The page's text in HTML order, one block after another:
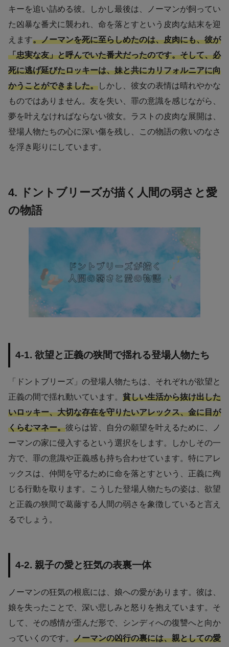
キーを追い詰める彼。しかし最後は、ノーマンが飼ってい
た凶暴な番犬に襲われ、命を落とすという皮肉な結末を迎
えます。ノーマンを死に至らしめたのは、皮肉にも、彼が
「忠実な友」と呼んでいた番犬だったのです。そして、必
死に逃げ延びたロッキーは、妹と共にカリフォルニアに向
かうことができました。しかし、彼女の表情は晴れやかな
ものではありません。友を失い、罪の意識を感じながら、
夢を叶えなければならない彼女。ラストの皮肉な展開は、
登場人物たちの心に深い傷を残し、この物語の救いのなさ
を浮き彫りにしています。
4. ドントブリーズが描く人間の弱さと愛
の物語
4-1. 欲望と正義の狭間で揺れる登場人物たち
「ドントブリーズ」の登場人物たちは、それぞれが欲望と
正義の間で揺れ動いています。 貧しい生活から抜け出した
いロッキー、大切な存在を守りたいアレックス、金に目が
くらむマネー。彼らは皆、自分の願望を叶えるために、ノ
ーマンの家に侵入するという選択をします。しかしその一
方で、罪の意識や正義感も持ち合わせています。特にアレ
ックスは、仲間を守るために命を落とすという、正義に殉
じる行動を取ります。こうした登場人物たちの姿は、欲望
と正義の狭間で葛藤する人間の弱さを象徴していると言え
るでしょう。
4-2. 親子の愛と狂気の表裏一体
ノーマンの狂気の根底には、娘への愛があります。彼は、
娘を失ったことで、深い悲しみと怒りを抱えています。そ
して、その感情が歪んだ形で、シンディへの復讐へと向か
っていくのです。 ノーマンの凶行の裏には、親としての愛